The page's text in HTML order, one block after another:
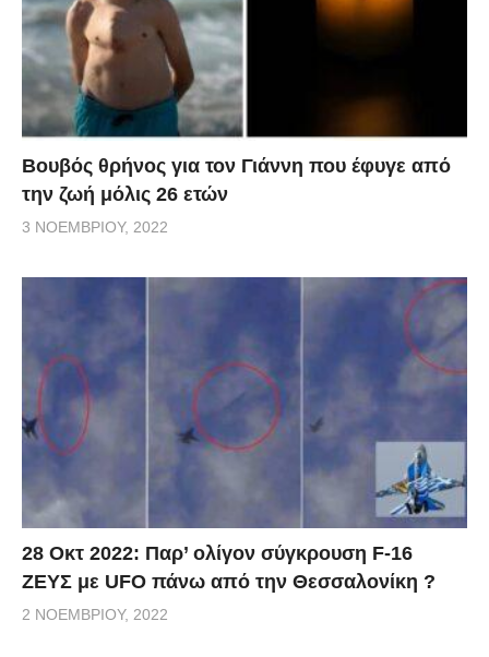
Βουβός θρήνος για τον Γιάννη που έφυγε από
την ζωή μόλις 26 ετών
3 ΝΟΕΜΒΡΊΟΥ, 2022
28 Οκτ 2022: Παρ’ ολίγον σύγκρουση F-16
ΖΕΥΣ με UFO πάνω από την Θεσσαλονίκη ?
2 ΝΟΕΜΒΡΊΟΥ, 2022